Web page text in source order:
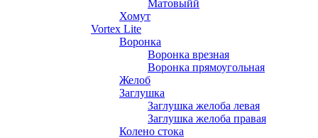
Матовыйй
Хомут
Vortex Lite
Воронка
Воронка врезная
Воронка прямоугольная
Желоб
Заглушка
Заглушка желоба левая
Заглушка желоба правая
Колено стока